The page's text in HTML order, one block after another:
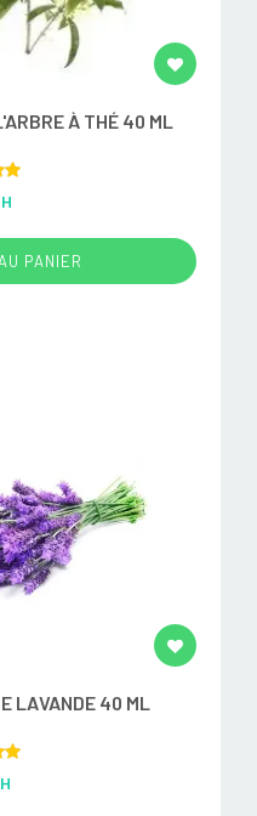
À THÉ 40 ML
PANIER
LAVANDE 40 ML